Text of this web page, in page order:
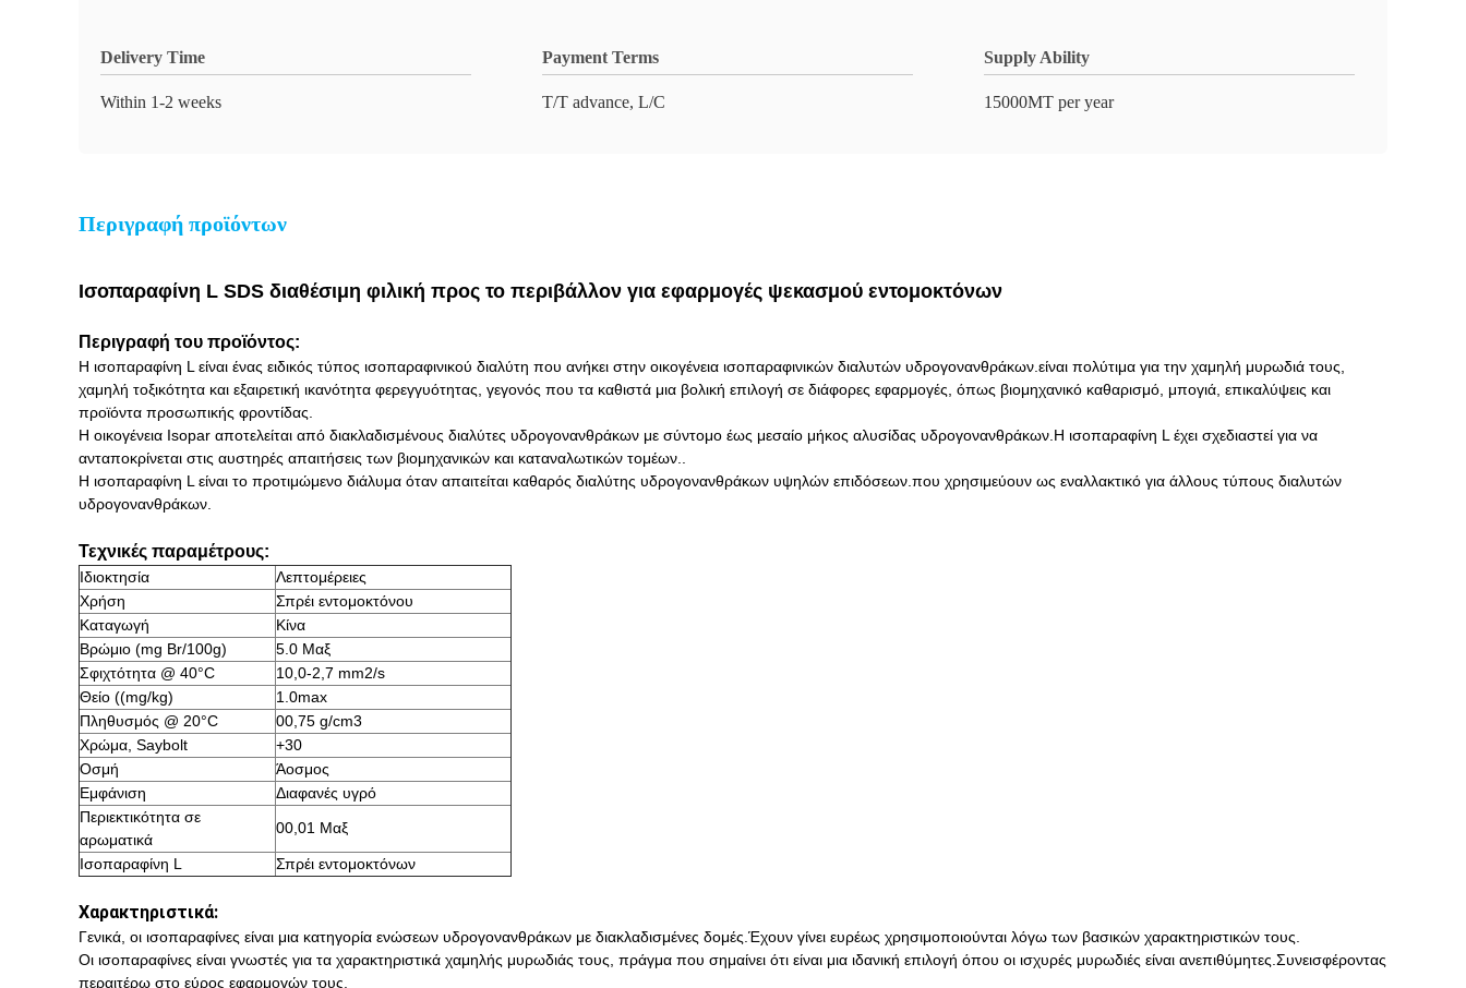
Delivery Time
Within 1-2 weeks
Payment Terms
T/T advance, L/C
Supply Ability
15000MT per year
Περιγραφή προϊόντων
Ισοπαραφίνη L SDS διαθέσιμη φιλική προς το περιβάλλον για εφαρμογές ψεκασμού εντομοκτόνων
Περιγραφή του προϊόντος:
Η ισοπαραφίνη L είναι ένας ειδικός τύπος ισοπαραφινικού διαλύτη που ανήκει στην οικογένεια ισοπαραφινικών διαλυτών υδρογονανθράκων.είναι πολύτιμα για την χαμηλή μυρωδιά τους,
χαμηλή τοξικότητα και εξαιρετική ικανότητα φερεγγυότητας, γεγονός που τα καθιστά μια βολική επιλογή σε διάφορες εφαρμογές, όπως βιομηχανικό καθαρισμό, μπογιά, επικαλύψεις και
προϊόντα προσωπικής φροντίδας.
Η οικογένεια Isopar αποτελείται από διακλαδισμένους διαλύτες υδρογονανθράκων με σύντομο έως μεσαίο μήκος αλυσίδας υδρογονανθράκων.Η ισοπαραφίνη L έχει σχεδιαστεί για να
ανταποκρίνεται στις αυστηρές απαιτήσεις των βιομηχανικών και καταναλωτικών τομέων..
Η ισοπαραφίνη L είναι το προτιμώμενο διάλυμα όταν απαιτείται καθαρός διαλύτης υδρογονανθράκων υψηλών επιδόσεων.που χρησιμεύουν ως εναλλακτικό για άλλους τύπους διαλυτών
υδρογονανθράκων.
Τεχνικές παραμέτρους:
Ιδιοκτησία
Λεπτομέρειες
Χρήση
Σπρέι εντομοκτόνου
Καταγωγή
Κίνα
Βρώμιο (mg Br/100g)
5.0 Μαξ
Σφιχτότητα @ 40°C
10,0-2,7 mm2/s
Θείο ((mg/kg)
1.0max
Πληθυσμός @ 20°C
00,75 g/cm3
Χρώμα, Saybolt
+30
Οσμή
Άοσμος
Εμφάνιση
Διαφανές υγρό
Περιεκτικότητα σε
αρωματικά
00,01 Μαξ
Ισοπαραφίνη L Σπρέι εντομοκτόνων
Χαρακτηριστικά:
Γενικά, οι ισοπαραφίνες είναι μια κατηγορία ενώσεων υδρογονανθράκων με διακλαδισμένες δομές.Έχουν γίνει ευρέως χρησιμοποιούνται λόγω των βασικών χαρακτηριστικών τους.
Οι ισοπαραφίνες είναι γνωστές για τα χαρακτηριστικά χαμηλής μυρωδιάς τους, πράγμα που σημαίνει ότι είναι μια ιδανική επιλογή όπου οι ισχυρές μυρωδιές είναι ανεπιθύμητες.Συνεισφέροντας
περαιτέρω στο εύρος εφαρμογών τους.